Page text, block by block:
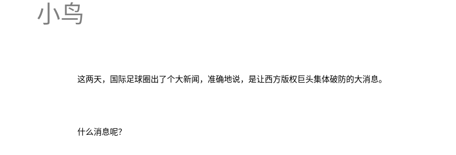
小鸟
这两天，国际足球圈出了个大新闻，准确地说，是让西方版权巨头集体破防的大消息。
什么消息呢？